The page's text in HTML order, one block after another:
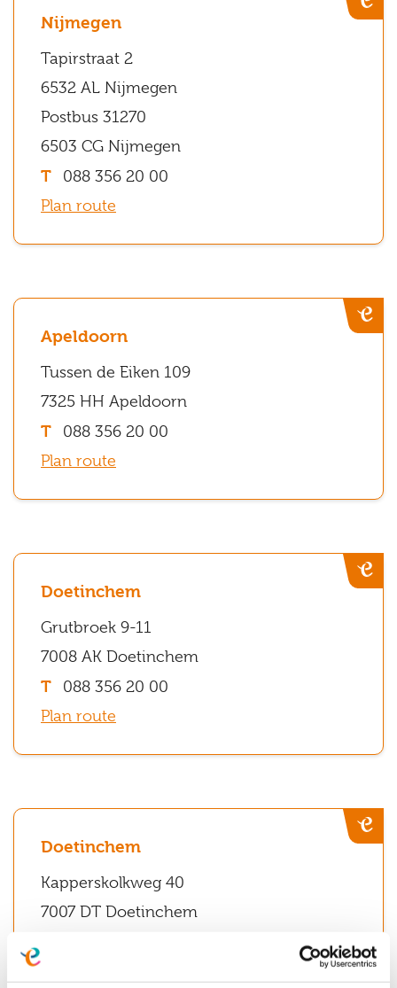
Apeldoorn
Doetinchem
Grutbroek
11
7008
Doetinchem
Doetinchem
Kapperskolkweg
40
DT
Doetinchem
Stationsweg
6711
PL
Groenlo
Tramstraat
7141
EG
Groenlo
Nijmegen
Tapirstraat 2
6532 AL Nijmegen
Postbus 31270
6503 CG Nijmegen
088 356 20 00
Plan route
Apeldoorn
Tussen de Eiken 109
7325 HH Apeldoorn
088 356 20 00
Plan route
Doetinchem
Grutbroek 9-11
7008 AK Doetinchem
088 356 20 00
Plan route
Doetinchem
Kapperskolkweg 40
7007 DT Doetinchem